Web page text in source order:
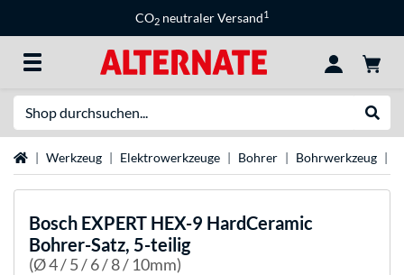
CO2 neutraler Versand1
StartseiteWerkzeug Elektrowerkzeuge Bohrer Bohrwerkzeug
Bosch EXPERT HEX-9 HardCeramic
Bohrer-Satz, 5-teilig
(Ø 4 / 5 / 6 / 8 / 10mm)